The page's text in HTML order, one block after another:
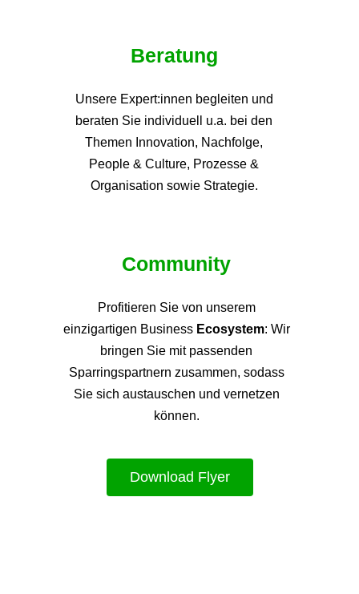
Beratung
Unsere Expert:innen begleiten und
beraten Sie individuell u.a. bei den
Themen Innovation, Nachfolge,
People & Culture, Prozesse &
Organisation sowie Strategie.
Community
Profitieren Sie von unserem
einzigartigen Business Ecosystem: Wir
bringen Sie mit passenden
Sparringspartnern zusammen, sodass
Sie sich austauschen und vernetzen
können.
Download Flyer